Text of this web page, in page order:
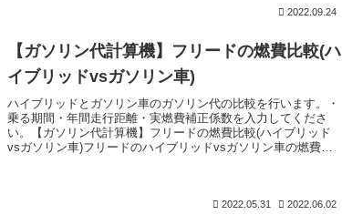
2022.09.24
【ガソリン代計算機】フリードの燃費比較(ハ
イブリッドvsガソリン車)
ハイブリッドとガソリン車のガソリン代の比較を行います。・
乗る期間・年間走行距離・実燃費補正係数を入力してくださ
い。【ガソリン代計算機】フリードの燃費比較(ハイブリッド
vsガソリン車)フリードのハイブリッドvsガソリン車の燃費比
2022.05.31 2022.06.02